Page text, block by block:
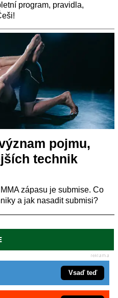
program, pravidla,
pojmu,
technik
zápasu je submise. Co
a jak nasadit submisi?
Vsaď teď